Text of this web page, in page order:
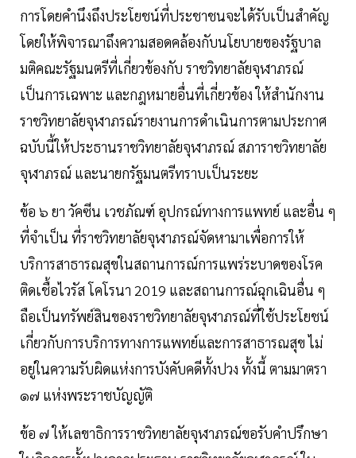
การโดยคํานึงถึงประโยชน์ที่ประชาชนจะได้รับเป็นสําคัญ
โดยให้พิจารณาถึงความสอดคล้องกับนโยบายของรัฐบาล
มติคณะรัฐมนตรีที่เกี่ยวข้องกับ ราชวิทยาลัยจุฬาภรณ์
เป็นการเฉพาะ และกฎหมายอื่นที่เกี่ยวข้อง ให้สำนักงาน
ราชวิทยาลัยจุฬาภรณ์รายงานการดําเนินการตามประกาศ
ฉบับนี้ให้ประธานราชวิทยาลัยจุฬาภรณ์ สภาราชวิทยาลัย
จุฬาภรณ์ และนายกรัฐมนตรีทราบเป็นระยะ
ข้อ ๖ ยา วัคซีน เวชภัณฑ์ อุปกรณ์ทางการแพทย์ และอื่น ๆ
ที่จําเป็น ที่ราชวิทยาลัยจุฬาภรณ์จัดหามาเพื่อการให้
บริการสาธารณสุขในสถานการณ์การแพร่ระบาดของโรค
ติดเชื้อไวรัส โคโรนา 2019 และสถานการณ์ฉุกเฉินอื่น ๆ
ถือเป็นทรัพย์สินของราชวิทยาลัยจุฬาภรณ์ที่ใช้ประโยชน์
เกี่ยวกับการบริการทางการแพทย์และการสาธารณสุข ไม่
อยู่ในความรับผิดแห่งการบังคับคดีทั้งปวง ทั้งนี้ ตามมาตรา
๑๗ แห่งพระราชบัญญัติ
ข้อ ๗ ให้เลขาธิการราชวิทยาลัยจุฬาภรณ์ขอรับคำปรึกษา